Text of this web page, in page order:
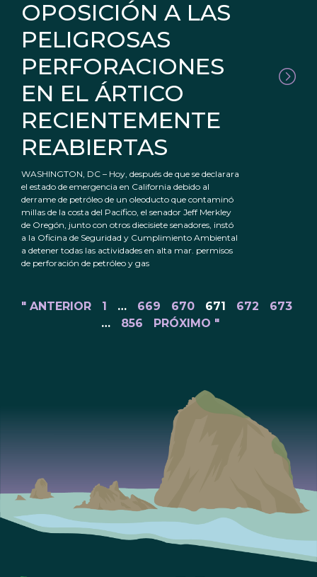
OPOSICIÓN A LAS
PELIGROSAS
PERFORACIONES
EN EL ÁRTICO
RECIENTEMENTE
REABIERTAS
WASHINGTON, DC – Hoy, después de que se declarara
el estado de emergencia en California debido al
derrame de petróleo de un oleoducto que contaminó
millas de la costa del Pacífico, el senador Jeff Merkley
de Oregón, junto con otros diecisiete senadores, instó
a la Oficina de Seguridad y Cumplimiento Ambiental
a detener todas las actividades en alta mar. permisos
de perforación de petróleo y gas
" ANTERIOR 1 … 669 670 671 672
673
…
856 PRÓXIMO "